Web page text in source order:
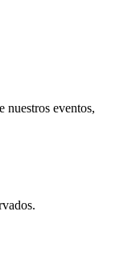
nuestros eventos,